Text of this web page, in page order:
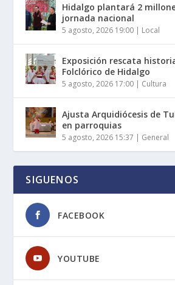
Hidalgo plantará 2
jornada nacional
5 agosto, 2026 19:00 | Local
Exposición rescata
Folclórico de Hidalgo
5 agosto, 2026 17:00 | Cultura
Ajusta Arquidiócesis de
en parroquias
5 agosto, 2026 15:37 | General
SIGUENOS
FACEBOOK
YOUTUBE